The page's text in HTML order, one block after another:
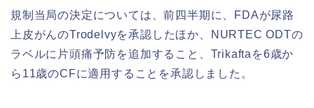
規制当局の決定については、前四半期に、FDAが尿路
上皮がんのTrodelvyを承認したほか、NURTEC ODTの
ラベルに片頭痛予防を追加すること、Trikaftaを6歳か
ら11歳のCFに適用することを承認しました。